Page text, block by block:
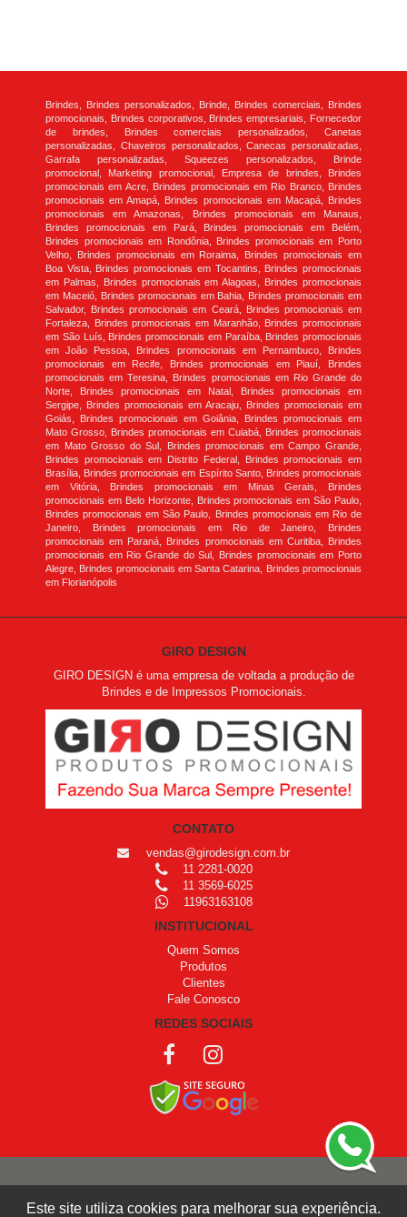
Brindes, Brindes personalizados, Brinde, Brindes comerciais, Brindes
promocionais, Brindes corporativos, Brindes empresariais, Fornecedor
de brindes, Brindes comerciais personalizados, Canetas
personalizadas, Chaveiros personalizados, Canecas personalizadas,
Garrafa personalizadas, Squeezes personalizados, Brinde
promocional, Marketing promocional, Empresa de brindes, Brindes
promocionais em Acre, Brindes promocionais em Rio Branco, Brindes
promocionais em Amapá, Brindes promocionais em Macapá, Brindes
promocionais em Amazonas, Brindes promocionais em Manaus,
Brindes promocionais em Pará, Brindes promocionais em Belém,
Brindes promocionais em Rondônia, Brindes promocionais em Porto
Velho, Brindes promocionais em Roraima, Brindes promocionais em
Boa Vista, Brindes promocionais em Tocantins, Brindes promocionais
em Palmas, Brindes promocionais em Alagoas, Brindes promocionais
em Maceió, Brindes promocionais em Bahia, Brindes promocionais em
Salvador, Brindes promocionais em Ceará, Brindes promocionais em
Fortaleza, Brindes promocionais em Maranhão, Brindes promocionais
em São Luís, Brindes promocionais em Paraíba, Brindes promocionais
em João Pessoa, Brindes promocionais em Pernambuco, Brindes
promocionais em Recife, Brindes promocionais em Piauí, Brindes
promocionais em Teresina, Brindes promocionais em Rio Grande do
Norte, Brindes promocionais em Natal, Brindes promocionais em
Sergipe, Brindes promocionais em Aracaju, Brindes promocionais em
Goiás, Brindes promocionais em Goiânia, Brindes promocionais em
Mato Grosso, Brindes promocionais em Cuiabá, Brindes promocionais
em Mato Grosso do Sul, Brindes promocionais em Campo Grande,
Brindes promocionais em Distrito Federal, Brindes promocionais em
Brasília, Brindes promocionais em Espírito Santo, Brindes promocionais
em Vitória, Brindes promocionais em Minas Gerais, Brindes
promocionais em Belo Horizonte, Brindes promocionais em São Paulo,
Brindes promocionais em São Paulo, Brindes promocionais em Rio de
Janeiro, Brindes promocionais em Rio de Janeiro, Brindes
promocionais em Paraná, Brindes promocionais em Curitiba, Brindes
promocionais em Rio Grande do Sul, Brindes promocionais em Porto
Alegre, Brindes promocionais em Santa Catarina, Brindes promocionais
em Florianópolis
GIRO DESIGN
GIRO DESIGN é uma empresa de voltada a produção de
Brindes e de Impressos Promocionais.
CONTATO
vendas@girodesign.com.br
11 2281-0020
11 3569-6025
11963163108
INSTITUCIONAL
Quem Somos
Produtos
Clientes
Fale Conosco
REDES SOCIAIS
Este site utiliza cookies para melhorar sua experiência.